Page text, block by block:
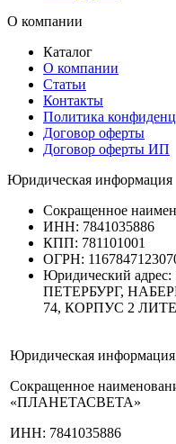
О компании
Каталог
О компании
Статьи
Контакты
Политика
Договор оферты
Договор оферты ИП
Юридическая информация
Сокращенное
ИНН: 7841035886
КПП: 781101001
ОГРН:
Юридический адрес:
ПЕТЕРБУРГ,
74, КОРПУС 2
Юридическая информация
Сокращенное
«ПЛАНЕТАСВЕТА»
ИНН: 7841035886